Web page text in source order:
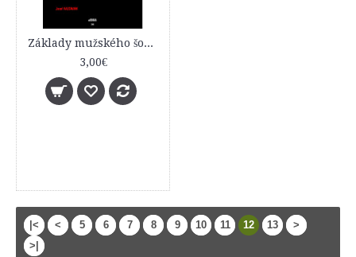
Základy mužského šovinismu
3,00€
|< < 5 6 7 8 9 10 11 12 13
>
>|